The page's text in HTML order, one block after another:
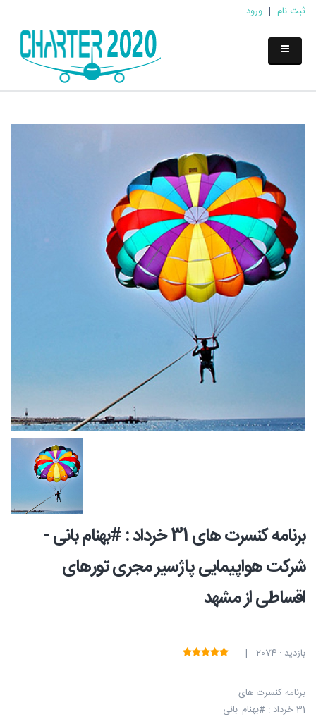
ثبت نام | ورود
برنامه کنسرت های 31 خرداد : #بهنام بانی -
شرکت هواپیمایی پاژسیر مجری تورهای
اقساطی از مشهد
بازدید : 2074 |
برنامه کنسرت های
31 خرداد : #بهنام_بانی